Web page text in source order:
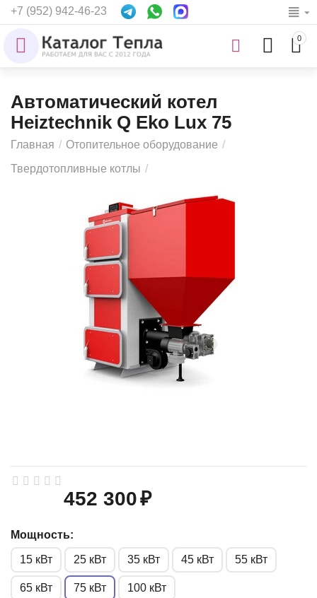
+7 (952) 942-46-23
0
Автоматический котел
Heiztechnik Q Eko Lux 75
Главная / Отопительное оборудование /
Твердотопливные котлы /
452 300₽
Мощность:
15 кВт 25 кВт 35 кВт 45 кВт 55 кВт
65 кВт 75 кВт 100 кВт